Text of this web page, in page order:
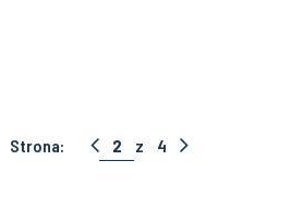
Strona: 2 z 4